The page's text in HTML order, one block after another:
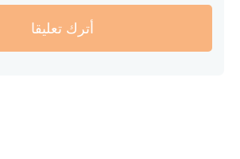
أترك تعليقا